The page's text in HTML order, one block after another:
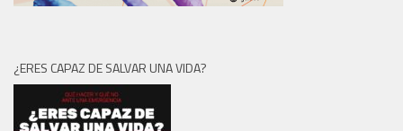
¿ERES CAPAZ DE SALVAR UNA VIDA?